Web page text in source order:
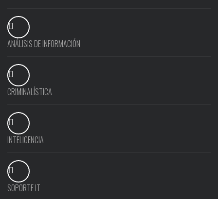
ANÁLISIS DE INFORMACIÓN
CRIMINALÍSTICA
INTELIGENCIA
SOPORTE IT